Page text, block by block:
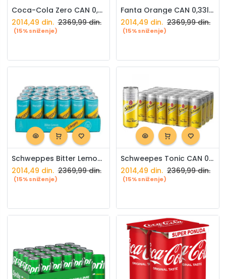
Coca-Cola Zero CAN 0,33l X24 paket
2014,49 din. 2369,99din.
(15% sniženje)
Fanta Orange CAN 0,33l X24 paket
2014,49 din. 2369,99din.
(15% sniženje)
Schweppes Bitter Lemon CAN 0,33l X24 paket
2014,49 din. 2369,99din.
(15% sniženje)
Schweepes Tonic CAN 0,33l X24 paket
2014,49 din. 2369,99din.
(15% sniženje)